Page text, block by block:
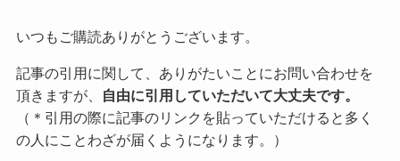
いつもご購読ありがとうございます。
記事の引用に関して、ありがたいことにお問い合わせを
頂きますが、
自由に引用していただいて大丈夫です。
（＊引用の際に記事のリンクを貼っていただけると多く
の人にことわざが届くようになります。）